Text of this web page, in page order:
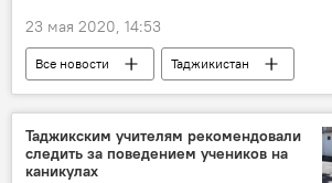
23 мая 2020, 14:53
Все новости
Таджикистан
Происшествия, ЧП, криминал
ДТП и
Таджикским учителям рекомендовали
следить за поведением учеников на
каникулах